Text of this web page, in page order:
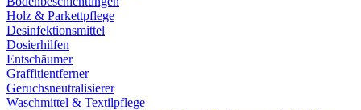
Holz & Parkettpflege
Desinfektionsmittel
Dosierhilfen
Entschäumer
Graffitientferner
Geruchsneutralisierer
Waschmittel & Textilpflege